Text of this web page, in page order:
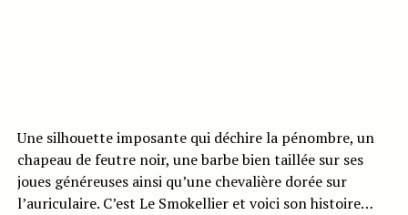
Une silhouette imposante qui déchire la pénombre, un
chapeau de feutre noir, une barbe bien taillée sur ses
joues généreuses ainsi qu’une chevalière dorée sur
l’auriculaire. C’est Le Smokellier et voici son histoire…